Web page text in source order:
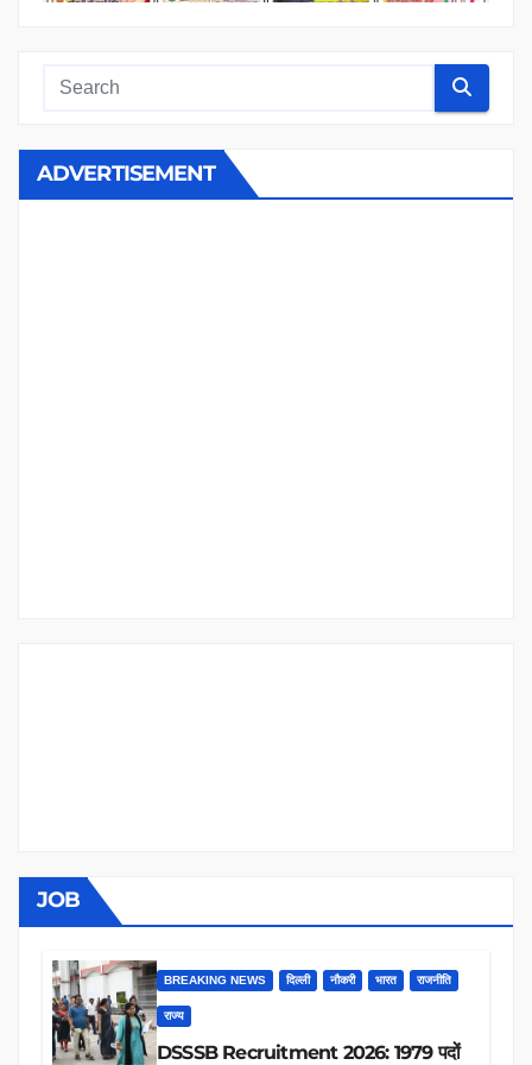
ADVERTISEMENT
JOB
BREAKING NEWS दिल्ली नौकरी भारत राजनीति
राज्य
DSSSB Recruitment 2026: 1979 पदों